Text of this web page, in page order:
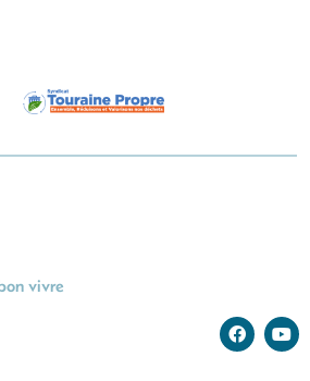
vivre